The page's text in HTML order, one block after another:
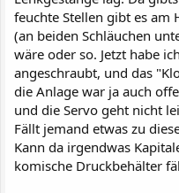
feuchte Stellen gibt es
(an beiden Schläuchen
wäre oder so. Jetzt habe
angeschraubt, und das
die Anlage war ja auch
und die Servo geht nicht
Fällt jemand etwas zu
Kann da irgendwas
komische Druckbehälter